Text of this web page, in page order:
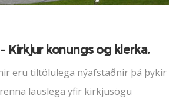
Kirkjur konungs og klerka.
eru tiltölulega nýafstaðnir þá þykir
lauslega yfir kirkjusögu